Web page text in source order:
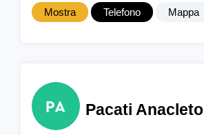
Mostra Telefono Mappa
Pacati Anacleto